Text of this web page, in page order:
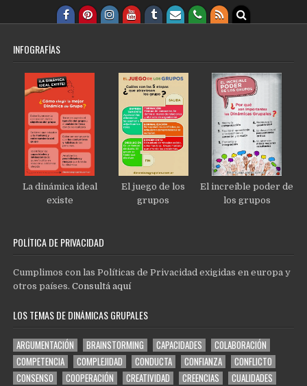
INFOGRAFÍAS
La dinámica ideal
existe
El juego de los
grupos
El increíble poder de
los grupos
POLÍTICA DE PRIVACIDAD
Cumplimos con las Políticas de Privacidad exigidas en europa y
otros países.Consultá aquí
LOS TEMAS DE DINÁMICAS GRUPALES
ARGUMENTACIÓN BRAINSTORMING CAPACIDADES
COLABORACIÓN
COMPETENCIA
COMPLEJIDAD CONDUCTA CONFIANZA
CONFLICTO
CONSENSO
COOPERACIÓN CREATIVIDAD CREENCIAS
CUALIDADES